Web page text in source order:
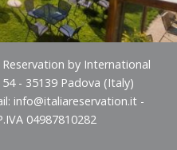
by International
- 35139 Padova (Italy)
info@italiareservation.it -
04987810282